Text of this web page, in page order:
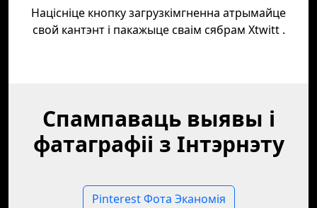
Націсніце кнопку загрузкімгненна атрымайце
свой кантэнт і пакажыце сваім сябрам Xtwitt .
Спампаваць выявы і
фатаграфіі з Інтэрнэту
Pinterest Фота Эканомія